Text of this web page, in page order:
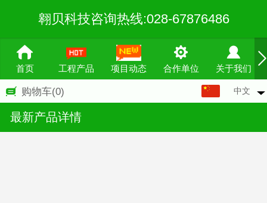
翱贝科技咨询热线:028-67876486
首页 工程产品 项目动态 合作单位 关于我们
购物车(0) 中文
最新产品详情